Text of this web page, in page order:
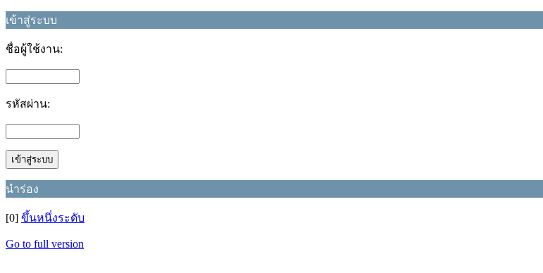
เข้าสู่ระบบ
ชื่อผู้ใช้งาน:
รหัสผ่าน:
นำร่อง
[0] ขึ้นหนึ่งระดับ
Go to full version